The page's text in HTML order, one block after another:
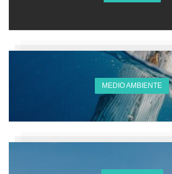
MEDIO AMBIENTE